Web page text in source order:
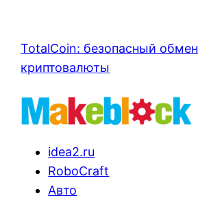
TotalCoin: безопасный обмен
криптовалюты
idea2.ru
RoboCraft
Авто